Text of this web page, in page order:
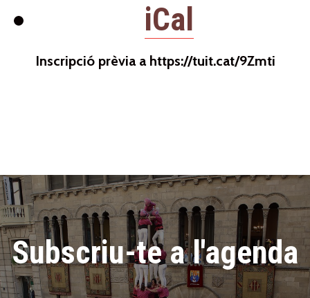
iCal
Inscripció prèvia a https://tuit.cat/9Zmti
Subscriu-te a l'agenda